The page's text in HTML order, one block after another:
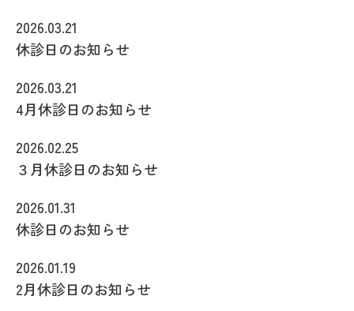
2026.03.21
休診日のお知らせ
2026.03.21
4月休診日のお知らせ
2026.02.25
３月休診日のお知らせ
2026.01.31
休診日のお知らせ
2026.01.19
2月休診日のお知らせ